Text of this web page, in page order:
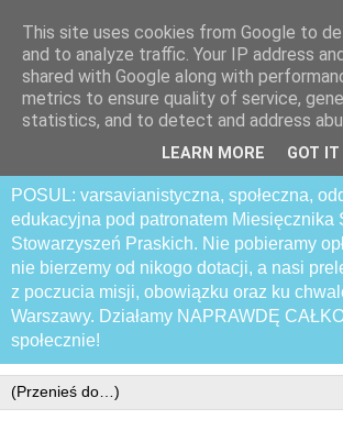
Praski Otwarty
Samozwańczy
POSUL: varsavianistyczna, społeczna,
edukacyjna pod patronatem Miesięcznika
Stowarzyszeń Praskich. Nie pobieramy
nie bierzemy od nikogo dotacji, a nasi
z poczucia misji, obowiązku oraz ku
Warszawy. Działamy NAPRAWDĘ
społecznie!
This site uses cookies from Google to
and to analyze traffic. Your IP address
shared with Google along with
metrics to ensure quality of service,
statistics, and to detect and address
LEARN MORE GOT IT